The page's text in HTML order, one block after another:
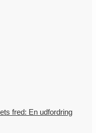
fred: En udfordring